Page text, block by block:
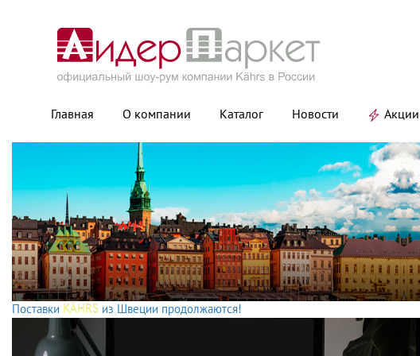
Главная О компании Каталог Новости Акции
Поставки KÄHRS из Швеции продолжаются!